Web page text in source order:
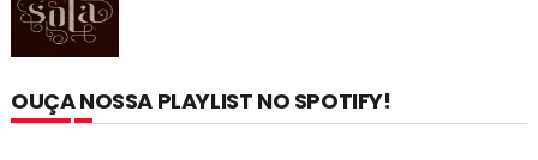
OUÇA NOSSA PLAYLIST NO SPOTIFY!